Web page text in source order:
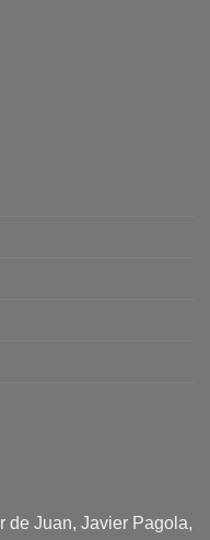
de Juan, Javier Pagola,